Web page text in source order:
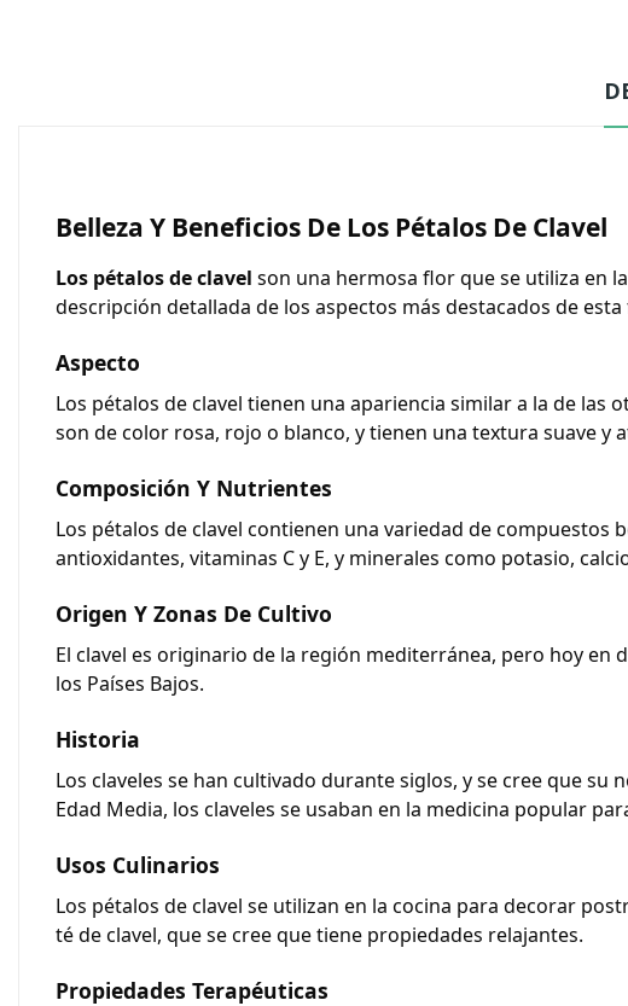
Belleza Y Beneficios De Los Pétalos De Clavel
Los pétalos de clavel son una hermosa flor que se utiliza en
descripción detallada de los aspectos más destacados de esta
Aspecto
Los pétalos de clavel tienen una apariencia similar a la de las
son de color rosa, rojo o blanco, y tienen una textura suave y
Composición Y Nutrientes
Los pétalos de clavel contienen una variedad de compuestos
antioxidantes, vitaminas C y E, y minerales como potasio,
Origen Y Zonas De Cultivo
El clavel es originario de la región mediterránea, pero hoy en
los Países Bajos.
Historia
Los claveles se han cultivado durante siglos, y se cree que
Edad Media, los claveles se usaban en la medicina popular
Usos Culinarios
Los pétalos de clavel se utilizan en la cocina para decorar
té de clavel, que se cree que tiene propiedades relajantes.
Propiedades Terapéuticas